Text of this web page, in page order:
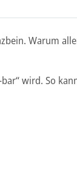
Warum
wird. So